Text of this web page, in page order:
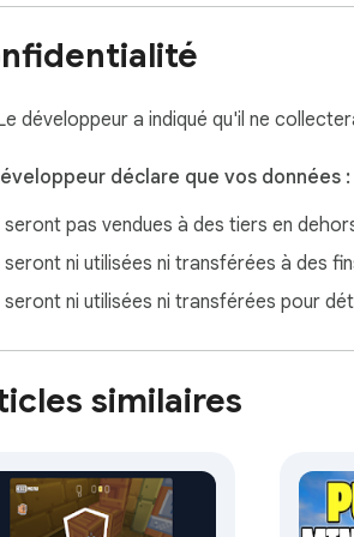
développeur a indiqué qu'il ne
déclare que vos données :
seront pas vendues à des tiers en
seront ni utilisées ni transférées à des
seront ni utilisées ni transférées pour
similaires